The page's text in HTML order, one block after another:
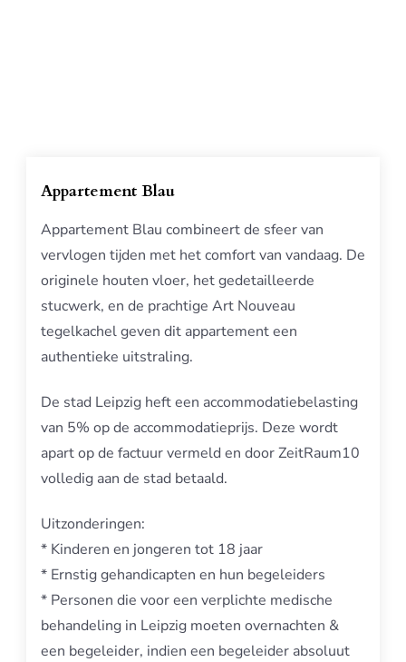
Appartement Blau
Appartement Blau combineert de sfeer van
vervlogen tijden met het comfort van vandaag. De
originele houten vloer, het gedetailleerde
stucwerk, en de prachtige Art Nouveau
tegelkachel geven dit appartement een
authentieke uitstraling.
De stad Leipzig heft een accommodatiebelasting
van 5% op de accommodatieprijs. Deze wordt
apart op de factuur vermeld en door ZeitRaum10
volledig aan de stad betaald.
Uitzonderingen:
* Kinderen en jongeren tot 18 jaar
* Ernstig gehandicapten en hun begeleiders
* Personen die voor een verplichte medische
behandeling in Leipzig moeten overnachten &
een begeleider, indien een begeleider absoluut